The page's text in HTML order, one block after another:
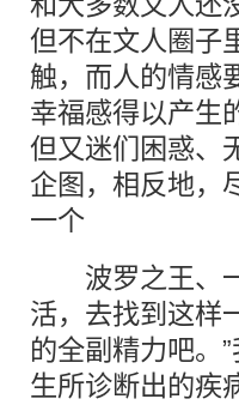
但不在文人圈子
触，而人的情感
幸福感得以产生
但又迷们困惑、
企图，相反地，
一个
波罗之王、一
活，去找到这样
的全副精力吧。
生所诊断出的疾